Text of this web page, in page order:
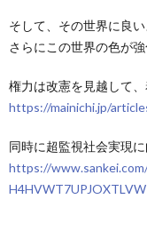
そして、その世界に良
さらにこの世界の色が強
権力は改憲を見越して
https://mainichi.jp/
同時に超監視社会実現
https://